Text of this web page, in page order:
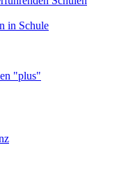
in Schule
"plus"